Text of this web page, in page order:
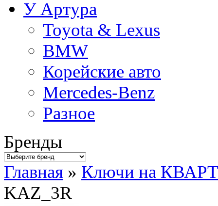
У Артура
Toyota & Lexus
BMW
Корейские авто
Mercedes-Benz
Разное
Бренды
Главная » Ключи на
KAZ_3R